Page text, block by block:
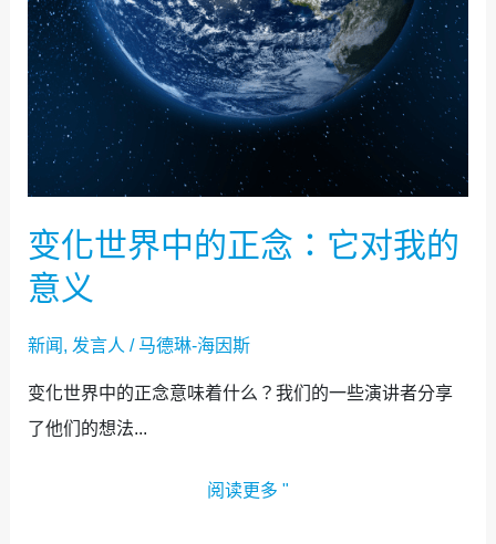
变化世界中的正念：它对我的
意义
新闻 , 发言人 / 马德琳-海因斯
变化世界中的正念意味着什么？我们的一些演讲者分享
了他们的想法...
义
阅读更多 "